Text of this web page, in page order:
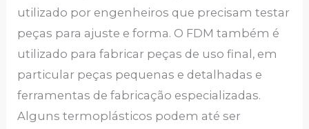
utilizado por engenheiros que precisam testar
peças para ajuste e forma. O FDM também é
utilizado para fabricar peças de uso final, em
particular peças pequenas e detalhadas e
ferramentas de fabricação especializadas.
Alguns termoplásticos podem até ser